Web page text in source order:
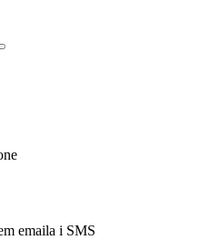
emaila i SMS